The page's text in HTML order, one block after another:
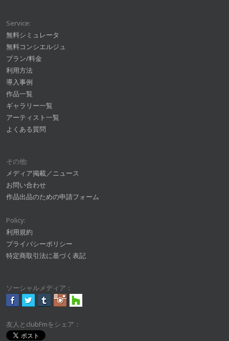
Service:
無料シミュレータ
無料コンシエルジュ
プラン/料金
利用方法
導入事例
作品一覧
ギャラリー一覧
アーティスト一覧
よくある質問
その他:
メディア掲載／ニュース
お問い合わせ
作品出品のための申請フォーム
Policy:
利用規約
プライバシーポリシー
特定商取引法に基づく表記
ソーシャルメディア：
友人とclubFmをシェア：